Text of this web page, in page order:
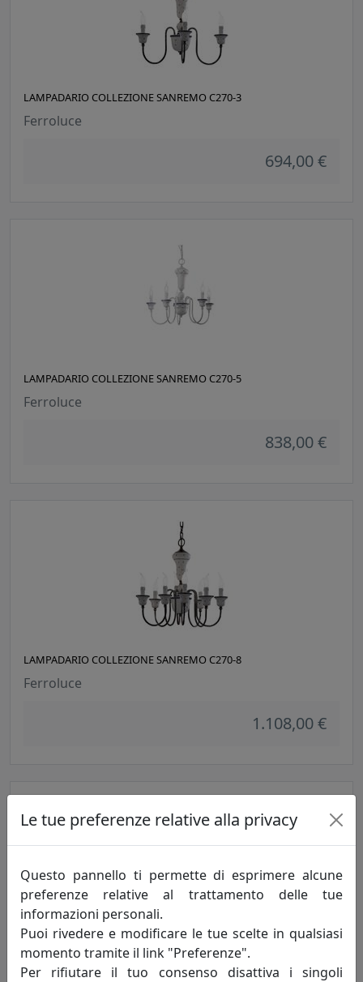
LAMPADARIO COLLEZIONE SANREMO C270-3
Ferroluce
694,00 €
LAMPADARIO COLLEZIONE SANREMO C270-5
Ferroluce
838,00 €
LAMPADARIO COLLEZIONE SANREMO C270-8
Ferroluce
1.108,00 €
LAMPADARIO COLLEZIONE SANREMO C410-12
Ferroluce
Le tue preferenze relative alla privacy
Questo pannello ti permette di esprimere alcune
preferenze relative al trattamento delle tue
informazioni personali.
Puoi rivedere e modificare le tue scelte in qualsiasi
momento tramite il link "Preferenze".
Per rifiutare il tuo consenso disattiva i singoli